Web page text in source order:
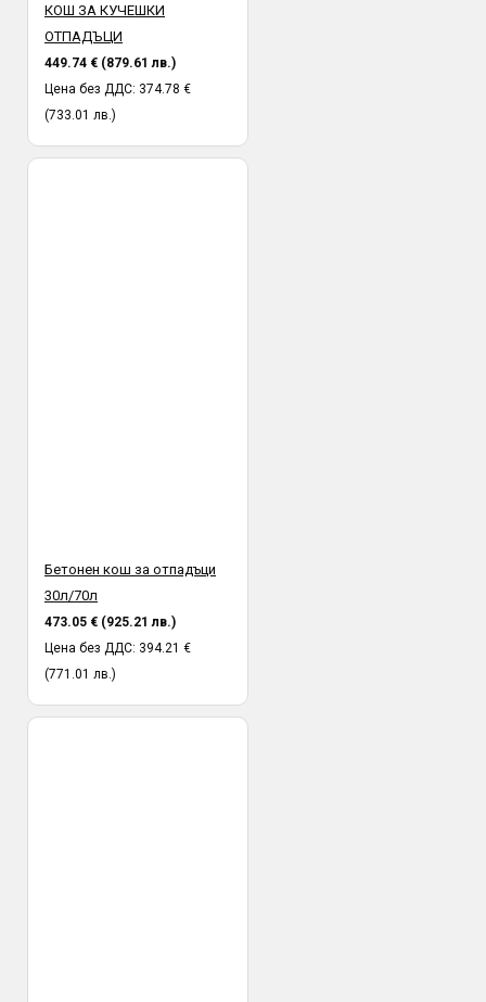
КОШ ЗА КУЧЕШКИ
ОТПАДЪЦИ
449.74 € (879.61 лв.)
Цена без ДДС: 374.78 €
(733.01 лв.)
Бетонен кош за отпадъци
30л/70л
473.05 € (925.21 лв.)
Цена без ДДС: 394.21 €
(771.01 лв.)